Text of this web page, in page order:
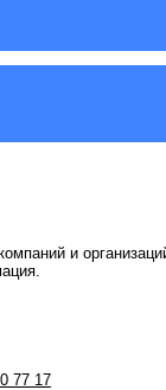
и
77 17